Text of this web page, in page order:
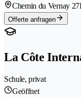
Chemin du Vernay
Offerte anfragen
La Côte
Schule, privat
Geöffnet